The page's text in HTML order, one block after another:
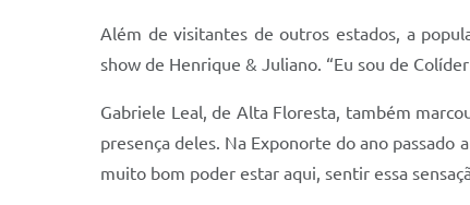
Além de visitantes de outros estados, a
show de Henrique & Juliano. “Eu sou de
Gabriele Leal, de Alta Floresta, também
presença deles. Na Exponorte do ano
muito bom poder estar aqui, sentir essa